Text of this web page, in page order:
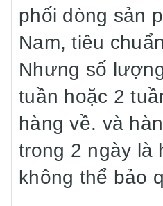
phối dòng sản
Nam, tiêu
Nhưng số
tuần hoặc 2
hàng về. và
trong 2 ngày là
không thể bảo